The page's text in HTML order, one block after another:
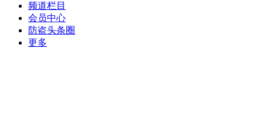
频道栏目
会员中心
防盗头条圈
更多